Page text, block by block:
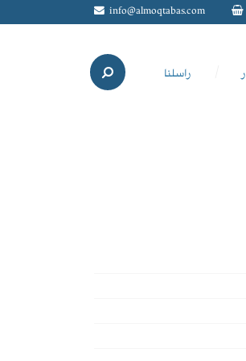
info@almoqtabas.com
راسلنا